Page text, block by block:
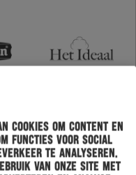
cookies om content en
functies voor social
te analyseren.
van onze site met